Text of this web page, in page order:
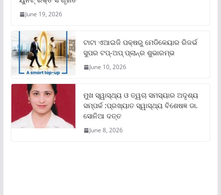
June 19, 2026
ଟାଟା ଏଆଇଜି ପକ୍ଷରୁ ମେଡିକେୟାର ରିଜର୍ଭ
ସୁପର ଟପ୍‌-ଅପ୍ ପ୍ଲାନ୍‌ର ଶୁଭାରମ୍ଭ
June 10, 2026
ମୁଖ ସ୍ୱାସ୍ଥ୍ୟ ଓ ତ୍ୱଚା ସମସ୍ୟାର ଅଦୃଶ୍ୟ
ସମ୍ପର୍କ :ପ୍ରଖ୍ୟାତ ସ୍ୱାସ୍ଥ୍ୟ ବିଶେଷଜ୍ଞ ଡା.
ସୋନିଆ ଦତ୍ତ
June 8, 2026